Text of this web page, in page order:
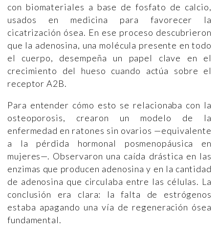
con biomateriales a base de fosfato de calcio,
usados en medicina para favorecer la
cicatrización ósea. En ese proceso descubrieron
que la adenosina, una molécula presente en todo
el cuerpo, desempeña un papel clave en el
crecimiento del hueso cuando actúa sobre el
receptor A2B.
Para entender cómo esto se relacionaba con la
osteoporosis, crearon un modelo de la
enfermedad en ratones sin ovarios —equivalente
a la pérdida hormonal posmenopáusica en
mujeres—. Observaron una caída drástica en las
enzimas que producen adenosina y en la cantidad
de adenosina que circulaba entre las células. La
conclusión era clara: la falta de estrógenos
estaba apagando una vía de regeneración ósea
fundamental.